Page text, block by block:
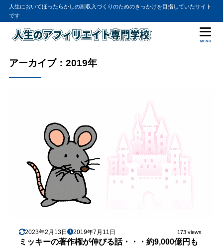
人生においてほったらかしの副収入づくりのためのきっかけを目指していたサイト
です
MENU
アーカイブ：2019年
2023年2月13日 2019年7月11日 173 views
ミッキーの著作権が伸びる話・・・約9,000億円も